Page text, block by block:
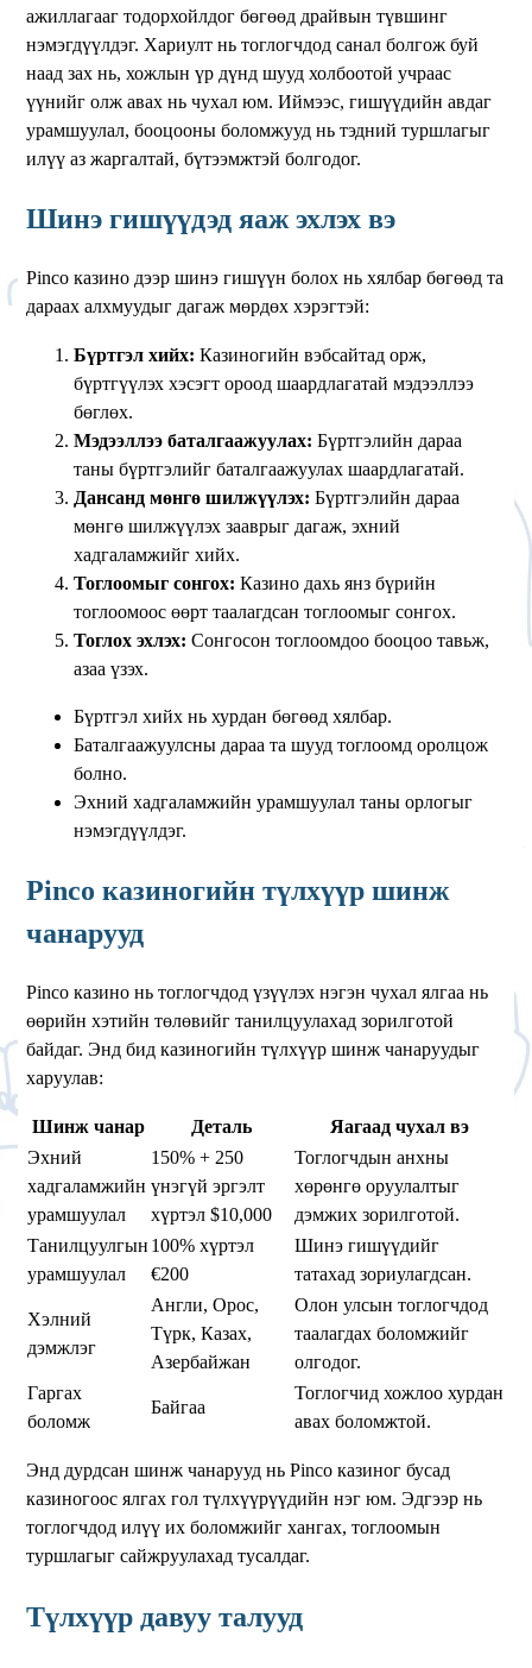
ажиллагааг тодорхойлдог бөгөөд драйвын түвшинг
нэмэгдүүлдэг. Хариулт нь тоглогчдод санал болгож буй
наад зах нь, хожлын үр дүнд шууд холбоотой учраас
үүнийг олж авах нь чухал юм. Иймээс, гишүүдийн авдаг
урамшуулал, бооцооны боломжууд нь тэдний туршлагыг
илүү аз жаргалтай, бүтээмжтэй болгодог.
Шинэ гишүүдэд яаж эхлэх вэ
Pinco казино дээр шинэ гишүүн болох нь хялбар бөгөөд та
дараах алхмуудыг дагаж мөрдөх хэрэгтэй:
Бүртгэл хийх: Казиногийн вэбсайтад орж,
бүртгүүлэх хэсэгт ороод шаардлагатай мэдээллээ
бөглөх.
Мэдээллээ баталгаажуулах: Бүртгэлийн дараа
таны бүртгэлийг баталгаажуулах шаардлагатай.
Дансанд мөнгө шилжүүлэх: Бүртгэлийн дараа
мөнгө шилжүүлэх зааврыг дагаж, эхний
хадгаламжийг хийх.
Тоглоомыг сонгох: Казино дахь янз бүрийн
тоглоомоос өөрт таалагдсан тоглоомыг сонгох.
Тоглох эхлэх: Сонгосон тоглоомдоо бооцоо тавьж,
азаа үзэх.
Бүртгэл хийх нь хурдан бөгөөд хялбар.
Баталгаажуулсны дараа та шууд тоглоомд оролцож
болно.
Эхний хадгаламжийн урамшуулал таны орлогыг
нэмэгдүүлдэг.
Pinco казиногийн түлхүүр шинж
чанарууд
Pinco казино нь тоглогчдод үзүүлэх нэгэн чухал ялгаа нь
өөрийн хэтийн төлөвийг танилцуулахад зорилготой
байдаг. Энд бид казиногийн түлхүүр шинж чанаруудыг
харуулав:
Шинж чанар Деталь
Яагаад чухал вэ
Эхний
хадгаламжийн
урамшуулал
150% + 250
үнэгүй эргэлт
хүртэл $10,000
Тоглогчдын анхны
хөрөнгө оруулалтыг
дэмжих зорилготой.
Танилцуулгын
урамшуулал
100% хүртэл
€200
Шинэ гишүүдийг
татахад зориулагдсан.
Хэлний
дэмжлэг
Англи, Орос,
Түрк, Казах,
Азербайжан
Олон улсын тоглогчдод
таалагдах боломжийг
олгодог.
Гаргах
боломж
Байгаа
Тоглогчид хожлоо хурдан
авах боломжтой.
Энд дурдсан шинж чанарууд нь Pinco казиног бусад
казиногоос ялгах гол түлхүүрүүдийн нэг юм. Эдгээр нь
тоглогчдод илүү их боломжийг хангах, тоглоомын
туршлагыг сайжруулахад тусалдаг.
Түлхүүр давуу талууд